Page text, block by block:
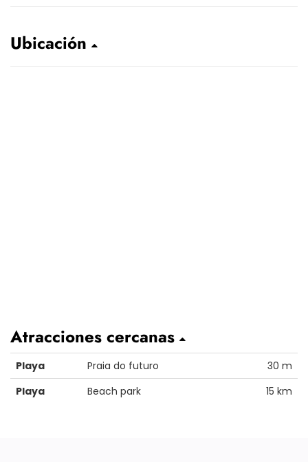
Ubicación
Atracciones cercanas
Playa Praia do futuro
30 m
Playa
Beach park 15 km